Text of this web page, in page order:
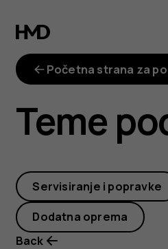
Kako
mogu
da
veličinu
Početna strana za
Teme
Servisiranje i popravke
Dodatna oprema
Back